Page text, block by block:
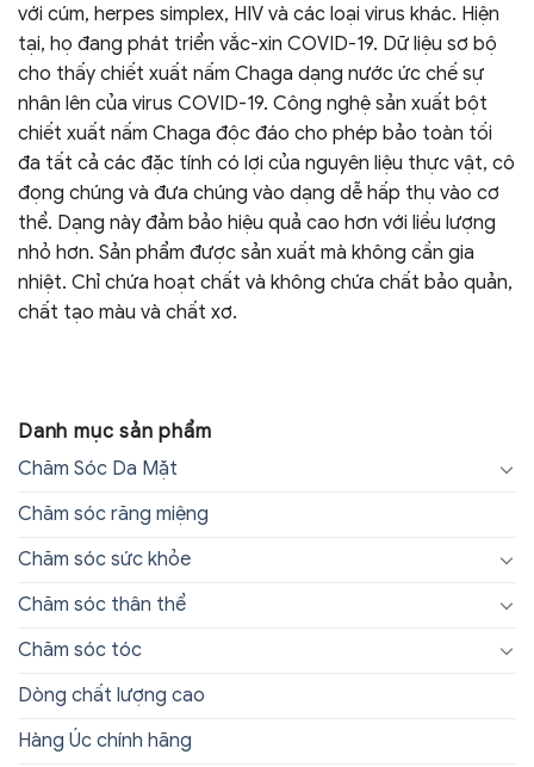
với cúm, herpes simplex, HIV và các loại virus khác. Hiện
tại, họ đang phát triển vắc-xin COVID-19. Dữ liệu sơ bộ
cho thấy chiết xuất nấm Chaga dạng nước ức chế sự
nhân lên của virus COVID-19. Công nghệ sản xuất bột
chiết xuất nấm Chaga độc đáo cho phép bảo toàn tối
đa tất cả các đặc tính có lợi của nguyên liệu thực vật, cô
đọng chúng và đưa chúng vào dạng dễ hấp thụ vào cơ
thể. Dạng này đảm bảo hiệu quả cao hơn với liều lượng
nhỏ hơn. Sản phẩm được sản xuất mà không cần gia
nhiệt. Chỉ chứa hoạt chất và không chứa chất bảo quản,
chất tạo màu và chất xơ.
Danh mục sản phẩm
Chăm Sóc Da Mặt
Chăm sóc răng miệng
Chăm sóc sức khỏe
Chăm sóc thân thể
Chăm sóc tóc
Dòng chất lượng cao
Hàng Úc chính hãng